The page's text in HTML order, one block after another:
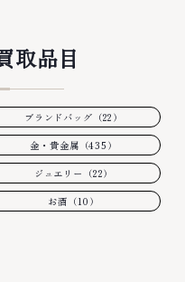
取品目
ブランドバッグ（22）
金・貴金属（435）
ジュエリー（22）
お酒（10）